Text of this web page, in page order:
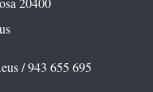
/ 943 655 695